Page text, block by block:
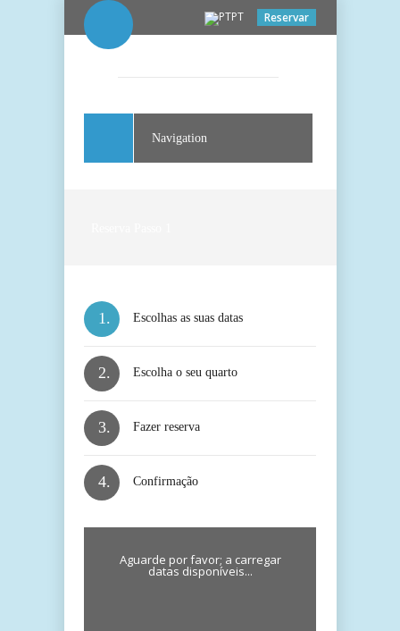
Reservar
PT
Navigation
1. Escolhas as suas datas
2. Escolha o seu quarto
3. Fazer reserva
4. Confirmação
Aguarde por favor; a carregar
datas disponíveis...